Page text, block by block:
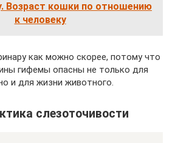
Возраст кошки по отношению
к человеку
как можно скорее, потому что
гифемы опасны не только для
и для жизни животного.
слезоточивости